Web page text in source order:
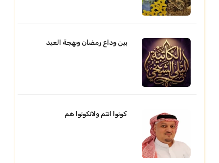
بين وداع رمضان وبهجة العيد
كونوا انتم ولاتكونوا هم